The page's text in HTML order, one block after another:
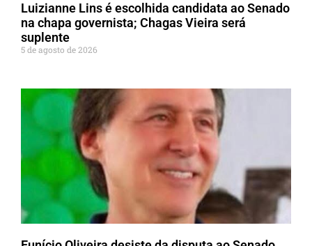
Luizianne Lins é escolhida candidata ao Senado
na chapa governista; Chagas Vieira será
suplente
5 de agosto de 2026